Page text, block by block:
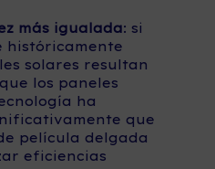
más igualada: si
históricamente
solares resultan
los paneles
ha
que
película delgada
eficiencias